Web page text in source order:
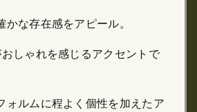
かな存在感をアピール。
しゃれを感じるアクセントで
ォルムに程よく個性を加えたア